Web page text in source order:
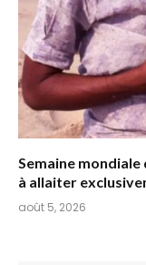
Semaine mondiale
à allaiter
août 5, 2026